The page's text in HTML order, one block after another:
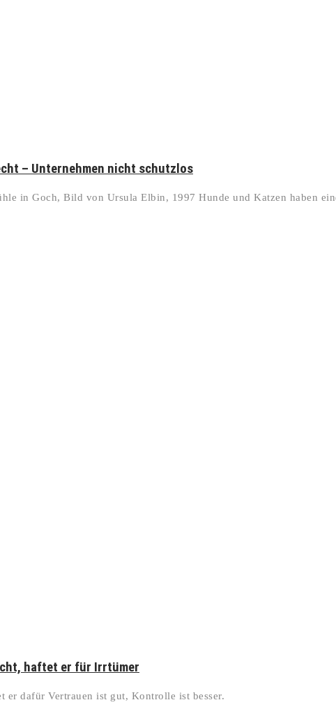
– Unternehmen nicht schutzlos
in Goch, Bild von Ursula Elbin, 1997 Hunde und Katzen haben
haftet er für Irrtümer
er dafür Vertrauen ist gut, Kontrolle ist besser.